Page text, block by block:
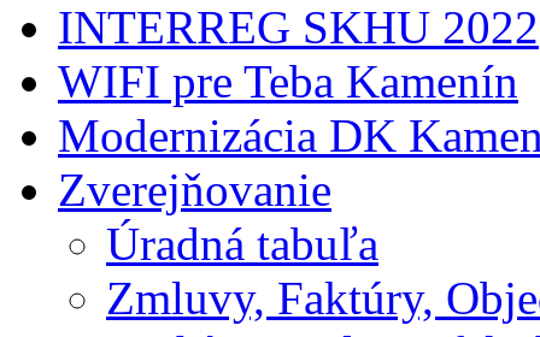
INTERREG SKHU 2022
WIFI pre Teba Kamenín
Modernizácia DK
Zverejňovanie
Úradná tabuľa
Zmluvy, Faktúry,